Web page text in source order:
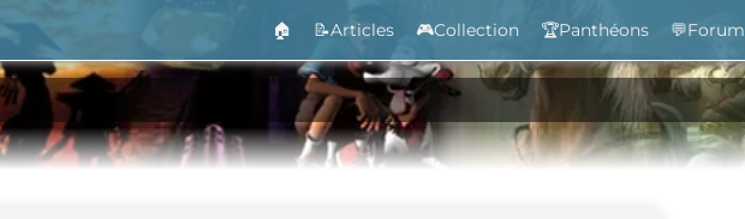
🏠 📝Articles 🎮Collection 🏆Panthéons 💬Forum